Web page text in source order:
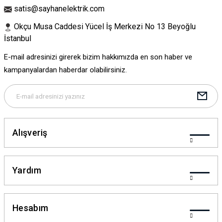
Gönder
satis@sayhanelektrik.com
Okçu Musa Caddesi Yücel İş Merkezi No 13 Beyoğlu
İstanbul
E-mail adresinizi girerek bizim hakkımızda en son haber ve
kampanyalardan haberdar olabilirsiniz.
Alışveriş
Yardım
Hesabım